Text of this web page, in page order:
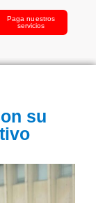
Paga nuestros
servicios
su